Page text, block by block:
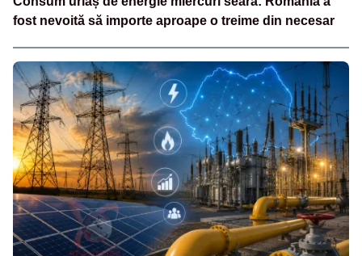
fost nevoită să importe aproape o treime din necesar